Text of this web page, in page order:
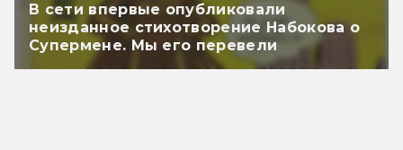
В сети впервые опубликовали
неизданное стихотворение Набокова о
Супермене. Мы его перевели